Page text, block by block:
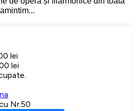
lei
lei
Nr.50